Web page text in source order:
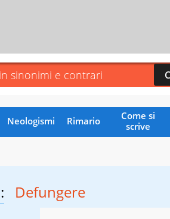
Neologismi Rimario
Come si
scrive
Defungere